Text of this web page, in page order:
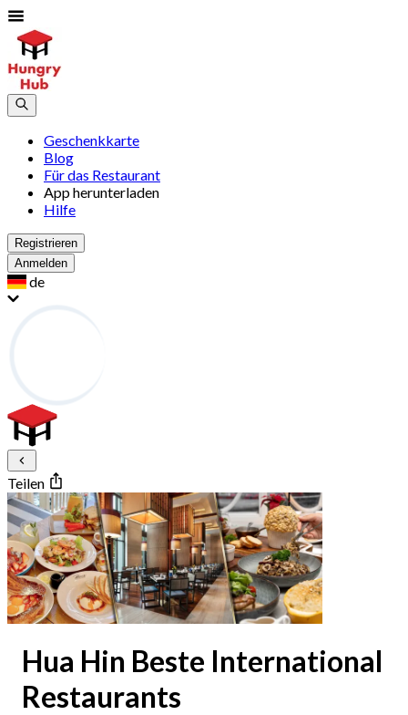
Geschenkkarte
Blog
Für das Restaurant
App herunterladen
Hilfe
Registrieren
Anmelden
de
Teilen
Hua Hin Beste International
Restaurants